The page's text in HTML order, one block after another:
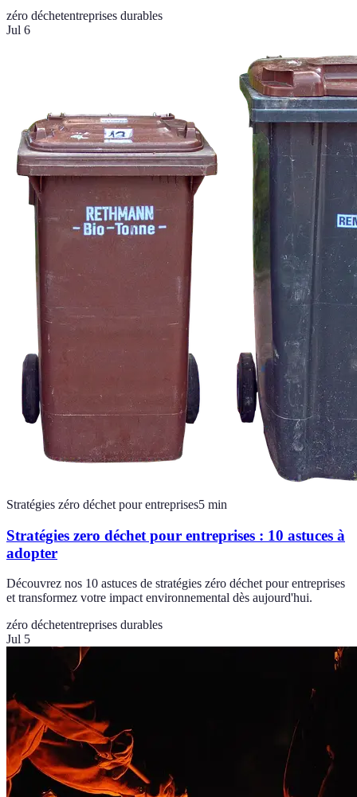
zéro déchetentreprises durables
Jul 6
Stratégies zéro déchet pour entreprises5 min
Stratégies zero déchet pour entreprises : 10 astuces à
adopter
Découvrez nos 10 astuces de stratégies zéro déchet pour entreprises
et transformez votre impact environnemental dès aujourd'hui.
zéro déchetentreprises durables
Jul 5